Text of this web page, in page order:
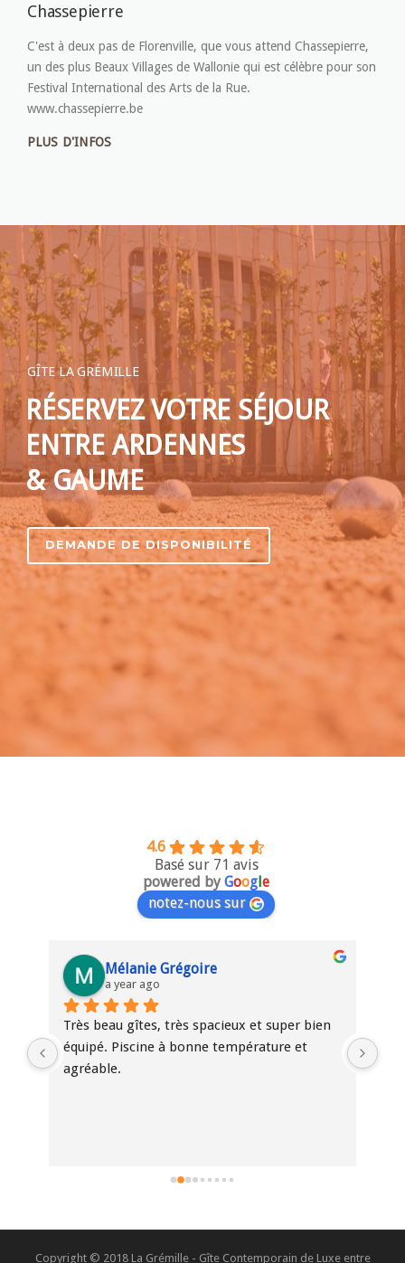
Chassepierre
C'est à deux pas de Florenville, que vous attend Chassepierre,
un des plus Beaux Villages de Wallonie qui est célèbre pour son
Festival International des Arts de la Rue.
www.chassepierre.be
PLUS D'INFOS
GÎTE LA GRÉMILLE
RÉSERVEZ VOTRE SÉJOUR
ENTRE ARDENNES
& GAUME
DEMANDE DE DISPONIBILITÉ
4.6
Basé sur 71 avis
powered by Google
notez-nous sur
Mélanie Grégoire
a year ago
Très beau gîtes, très spacieux et super bien
équipé. Piscine à bonne température et
agréable.
Copyright © 2018 La Grémille - Gîte Contemporain de Luxe entre